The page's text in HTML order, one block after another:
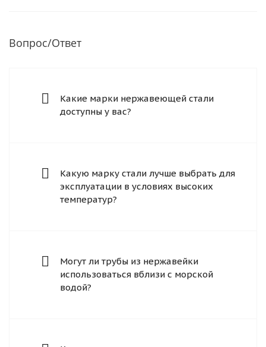
Вопрос/Ответ
Какие марки нержавеющей стали
доступны у вас?
Какую марку стали лучше выбрать для
эксплуатации в условиях высоких
температур?
Могут ли трубы из нержавейки
использоваться вблизи с морской
водой?